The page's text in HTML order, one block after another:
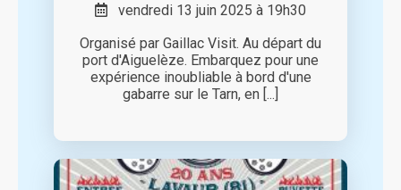
vendredi 13 juin 2025 à 19h30
Organisé par Gaillac Visit. Au départ du
port d'Aiguelèze. Embarquez pour une
expérience inoubliable à bord d'une
gabarre sur le Tarn, en [...]